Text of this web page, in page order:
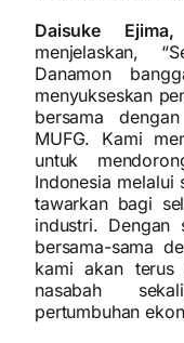
Daisuke
menjelaskan,
Danamon
menyukseskan
bersama
MUFG. Kami
untuk
Indonesia
tawarkan bagi
industri. Dengan
bersama-sama
kami akan terus
nasabah
pertumbuhan